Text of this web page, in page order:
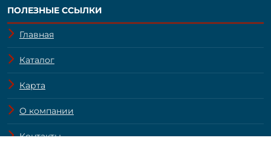
ПОЛЕЗНЫЕ ССЫЛКИ
Главная
Каталог
Карта
О компании
Контакты